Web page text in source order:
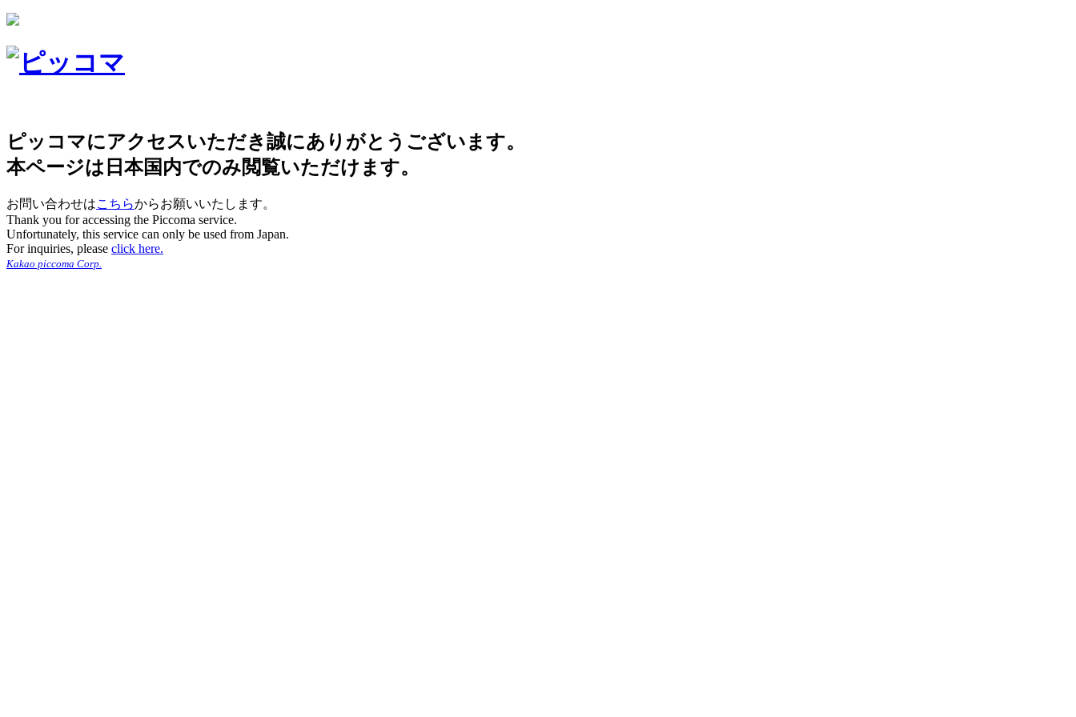
ピッコマにアクセスいただき誠にありがとうございます。
本ページは日本国内でのみ閲覧いただけます。
お問い合わせはこちらからお願いいたします。
Thank you for accessing the Piccoma service.
Unfortunately, this service can only be used from Japan.
For inquiries, please click here.
Kakao piccoma Corp.